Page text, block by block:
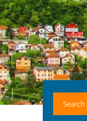
Search